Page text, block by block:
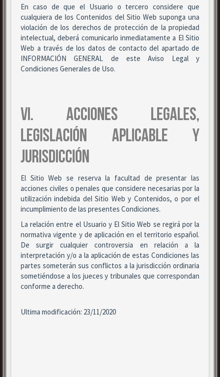
En caso de que el Usuario o tercero considere que
cualquiera de los Contenidos del Sitio Web suponga una
violación de los derechos de protección de la propiedad
intelectual, deberá comunicarlo inmediatamente a El Sitio
Web a través de los datos de contacto del apartado de
INFORMACIÓN GENERAL de este Aviso Legal y
Condiciones Generales de Uso.
VI. ACCIONES LEGALES,
LEGISLACIÓN APLICABLE Y
JURISDICCIÓN
El Sitio Web se reserva la facultad de presentar las
acciones civiles o penales que considere necesarias por la
utilización indebida del Sitio Web y Contenidos, o por el
incumplimiento de las presentes Condiciones.
La relación entre el Usuario y El Sitio Web se regirá por la
normativa vigente y de aplicación en el territorio español.
De surgir cualquier controversia en relación a la
interpretación y/o a la aplicación de estas Condiciones las
partes someterán sus conflictos a la jurisdicción ordinaria
sometiéndose a los jueces y tribunales que correspondan
conforme a derecho.
Ultima modificación: 23/11/2020